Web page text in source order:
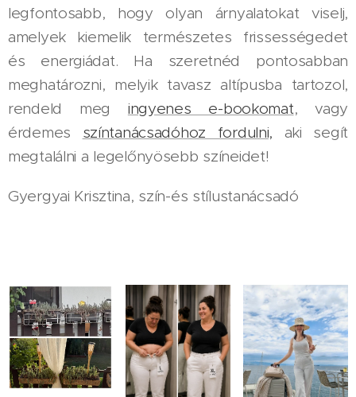
legfontosabb, hogy olyan árnyalatokat viselj,
amelyek kiemelik természetes frissességedet
és energiádat. Ha szeretnéd pontosabban
meghatározni, melyik tavasz altípusba tartozol,
rendeld meg ingyenes e-bookomat, vagy
érdemes színtanácsadóhoz fordulni, aki segít
megtalálni a legelőnyösebb színeidet!
Gyergyai Krisztina, szín-és stílustanácsadó